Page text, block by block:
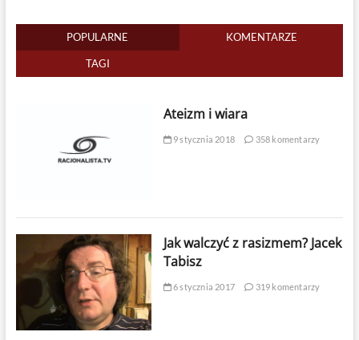
POPULARNE KOMENTARZE
TAGI
Ateizm i wiara
9 stycznia 2018 358 komentarzy
Jak walczyć z rasizmem? Jacek
Tabisz
6 stycznia 2017 319 komentarzy